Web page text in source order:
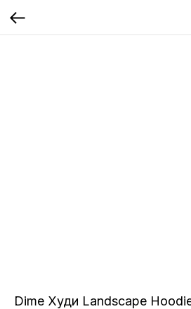
Dime Худи Landscape